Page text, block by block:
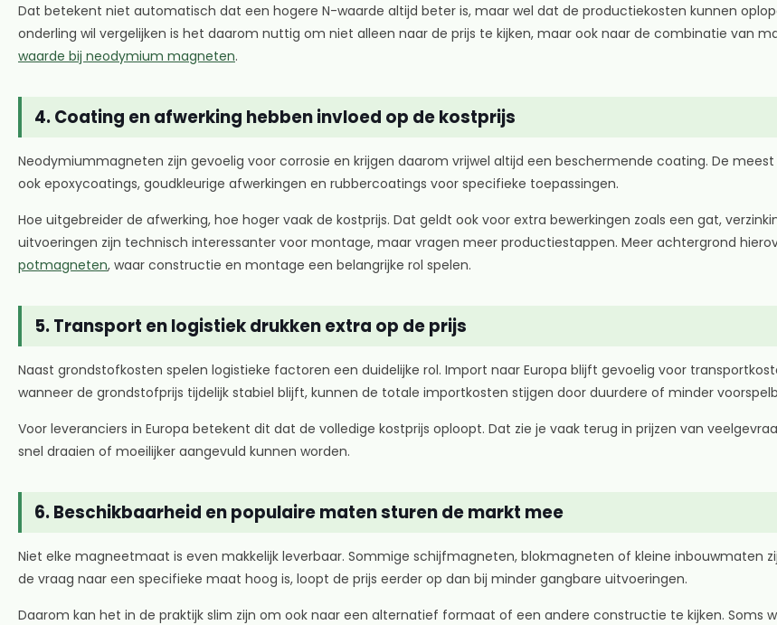
Dat betekent niet automatisch dat een hogere N-waarde altijd beter is, maar wel dat de productiekosten kunnen
onderling wil vergelijken is het daarom nuttig om niet alleen naar de prijs te kijken, maar ook naar de combinatie van
waarde bij neodymium magneten.
4. Coating en afwerking hebben invloed op de kostprijs
Neodymiummagneten zijn gevoelig voor corrosie en krijgen daarom vrijwel altijd een beschermende coating. De
ook epoxycoatings, goudkleurige afwerkingen en rubbercoatings voor specifieke toepassingen.
Hoe uitgebreider de afwerking, hoe hoger vaak de kostprijs. Dat geldt ook voor extra bewerkingen zoals een gat,
uitvoeringen zijn technisch interessanter voor montage, maar vragen meer productiestappen. Meer achtergrond
potmagneten, waar constructie en montage een belangrijke rol spelen.
5. Transport en logistiek drukken extra op de prijs
Naast grondstofkosten spelen logistieke factoren een duidelijke rol. Import naar Europa blijft gevoelig voor
wanneer de grondstofprijs tijdelijk stabiel blijft, kunnen de totale importkosten stijgen door duurdere of minder
Voor leveranciers in Europa betekent dit dat de volledige kostprijs oploopt. Dat zie je vaak terug in prijzen van
snel draaien of moeilijker aangevuld kunnen worden.
6. Beschikbaarheid en populaire maten sturen de markt mee
Niet elke magneetmaat is even makkelijk leverbaar. Sommige schijfmagneten, blokmagneten of kleine inbouwmaten
de vraag naar een specifieke maat hoog is, loopt de prijs eerder op dan bij minder gangbare uitvoeringen.
Daarom kan het in de praktijk slim zijn om ook naar een alternatief formaat of een andere constructie te kijken.